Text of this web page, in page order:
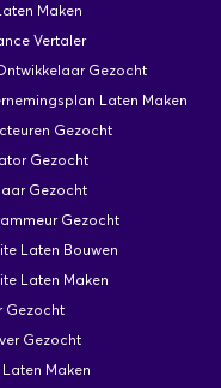
in de
en
potentiële
van
over
resultaten.
Maken
Vertaler
Gezocht
Laten Maken
Gezocht
Gezocht
Gezocht
Gezocht
Laten Bouwen
Laten Maken
Gezocht
Gezocht
Maken